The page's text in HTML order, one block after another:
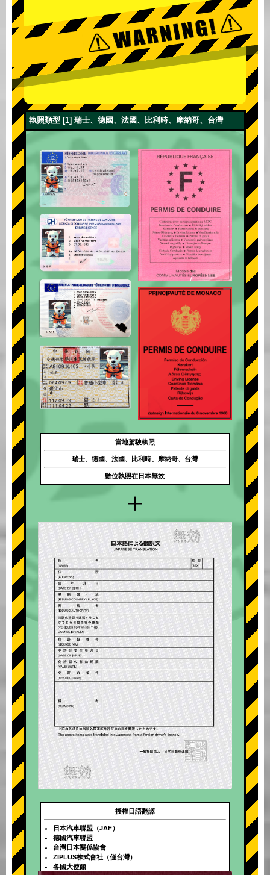
執照類型 [1] 瑞士、德國、法國、比利時、摩納哥、台灣
+
當地駕駛執照
瑞士、德國、法國、比利時、摩納哥、台灣
數位執照在日本無效
授權日語翻譯
日本汽車聯盟（JAF）
德國汽車聯盟
台灣日本關係協會
ZIPLUS株式會社（僅台灣）
各國大使館